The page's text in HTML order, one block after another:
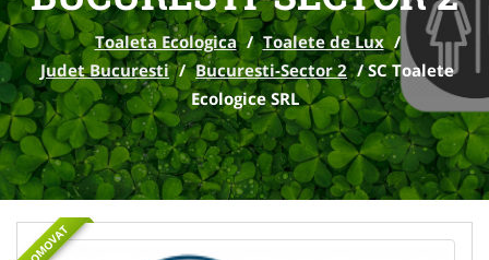
Toaleta Ecologica / Toalete de Lux /
Judet Bucuresti / Bucuresti-Sector 2 /SC Toalete
Ecologice SRL